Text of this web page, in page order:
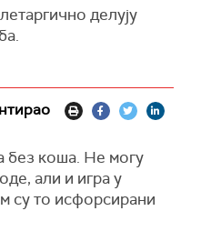
делују
без коша. Не могу
али и игра у
су то исфорсирани